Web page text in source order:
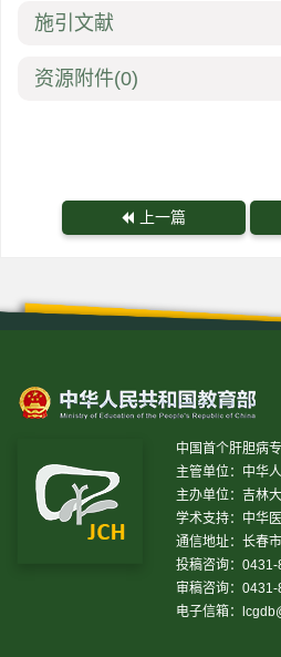
施引文献
资源附件(0)
上一篇
中国首个肝胆病
主管单位：中华
主办单位：吉林
学术支持：中华
通信地址：长春
投稿咨询：
审稿咨询：
电子信箱：